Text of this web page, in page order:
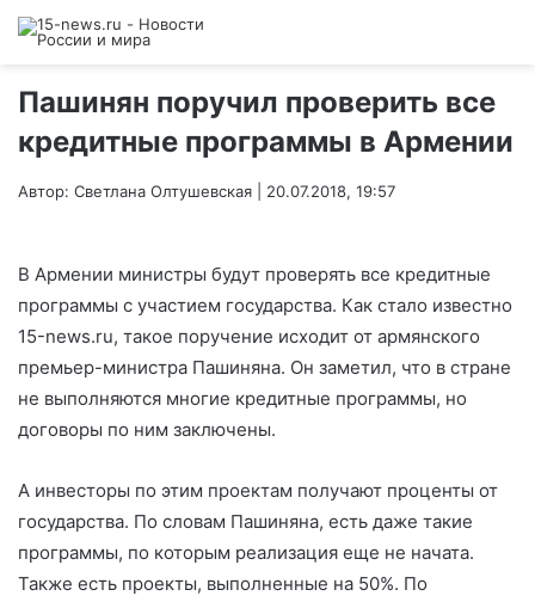
Пашинян поручил проверить все
кредитные программы в Армении
Автор: Светлана Олтушевская | 20.07.2018, 19:57
В Армении министры будут проверять все кредитные
программы с участием государства. Как стало известно
15-news.ru, такое поручение исходит от армянского
премьер-министра Пашиняна. Он заметил, что в стране
не выполняются многие кредитные программы, но
договоры по ним заключены.
А инвесторы по этим проектам получают проценты от
государства. По словам Пашиняна, есть даже такие
программы, по которым реализация еще не начата.
Также есть проекты, выполненные на 50%. По